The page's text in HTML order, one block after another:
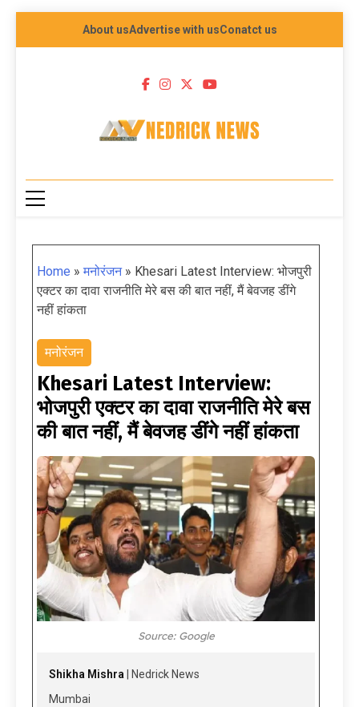
About usAdvertise with usConatct us
NEDRICK NEWS
Home »मनोरंजन» Khesari Latest Interview: भोजपुरी
एक्टर का दावा राजनीति मेरे बस की बात नहीं, मैं बेवजह डींगे
नहीं हांकता
मनोरंजन
Khesari Latest Interview:
भोजपुरी एक्टर का दावा राजनीति मेरे बस
की बात नहीं, मैं बेवजह डींगे नहीं हांकता
Source: Google
Shikha Mishra | Nedrick News
Mumbai